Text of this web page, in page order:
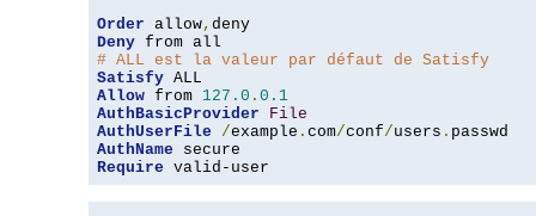
Order allow,
Deny
# ALL est la valeur par défaut de Satisfy
Satisfy
Allow from 127.0 . 0.1
AuthBasicProvider
File
AuthUserFile
/example . com/conf/users .
AuthName
Require valid-user